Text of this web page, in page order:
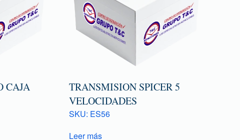
CAJA
TRANSMISION SPICER 5
VELOCIDADES
SKU: ES56
Leer más